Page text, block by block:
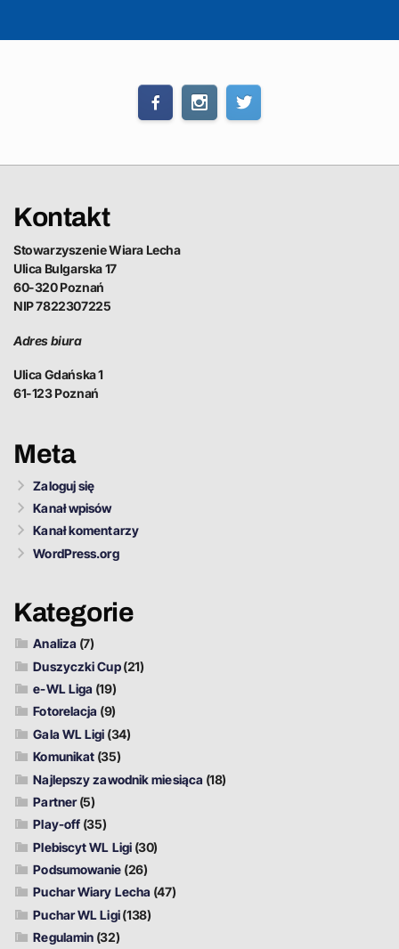
Kontakt
Stowarzyszenie Wiara Lecha
Ulica Bulgarska 17
60-320 Poznań
NIP 7822307225
Adres biura
Ulica Gdańska 1
61-123 Poznań
Meta
Zaloguj się
Kanał wpisów
Kanał komentarzy
WordPress.org
Kategorie
Analiza (7)
Duszyczki Cup(21)
e-WL Liga (19)
Fotorelacja (9)
Gala WL Ligi (34)
Komunikat (35)
Najlepszy zawodnik miesiąca (18)
Partner(5)
Play-off (35)
Plebiscyt WL Ligi (30)
Podsumowanie (26)
Puchar Wiary Lecha (47)
Puchar WL Ligi(138)
Regulamin (32)